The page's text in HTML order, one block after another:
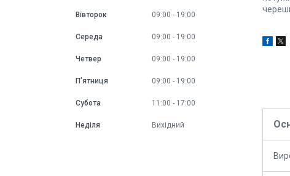
Вівторок 09:00 19:00
Середа 09:00 19:00
Четвер 09:00 19:00
Пʼятниця 09:00 19:00
Субота 11:00 17:00
Неділя Вихідний